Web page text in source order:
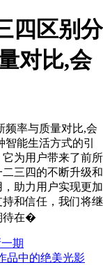
四区别分
对比,会
频率与质量对比,会
能生活方式的引
为用户带来了前所
三四的不断升级和
助力用户实现更加
和信任，我们将继
待在�
期
品中的绝美光影